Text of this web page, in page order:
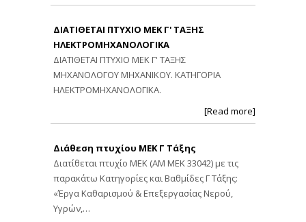
ΔΙΑΤΙΘΕΤΑΙ ΠΤΥΧΙΟ ΜΕΚ Γ' ΤΑΞΗΣ
ΗΛΕΚΤΡΟΜΗΧΑΝΟΛΟΓΙΚΑ
ΔΙΑΤΙΘΕΤΑΙ ΠΤΥΧΙΟ ΜΕΚ Γ' ΤΑΞΗΣ
ΜΗΧΑΝΟΛΟΓΟΥ ΜΗΧΑΝΙΚΟΥ. ΚΑΤΗΓΟΡΙΑ
ΗΛΕΚΤΡΟΜΗΧΑΝΟΛΟΓΙΚΑ.
[Read more]
Διάθεση πτυχίου ΜΕΚ Γ Τάξης
Διατίθεται πτυχίο ΜΕΚ (ΑΜ ΜΕΚ 33042) με τις
παρακάτω Κατηγορίες και Βαθμίδες Γ Τάξης:
«Έργα Καθαρισμού & Επεξεργασίας Νερού,
Υγρών,…